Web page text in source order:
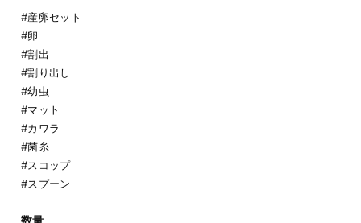
#産卵セット
#卵
#割出
#割り出し
#幼虫
#マット
#カワラ
#菌糸
#スコップ
#スプーン
数量